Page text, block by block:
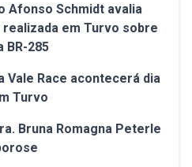
Afonso Schmidt avalia
realizada em Turvo sobre
BR-285
Vale Race acontecerá dia
Turvo
Bruna Romagna Peterle